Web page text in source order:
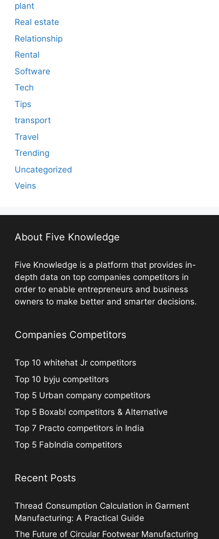
plant
Real estate
Relationship
Rental
Software
Tech
Tips
transport
Travel
Trending
Uncategorized
Veins
About Five Knowledge
Five Knowledge is a platform that provides in-
depth data on top companies competitors in
order to enable entrepreneurs and business
owners to make better and smarter decisions.
Companies Competitors
Top 10 whitehat Jr competitors
Top 10 byju competitors
Top 5 Urban company competitors
Top 5 Boxabl competitors & Alternative
Top 7 Practo competitors in India
Top 5 FabIndia competitors
Recent Posts
Thread Consumption Calculation in Garment
Manufacturing: A Practical Guide
The Future of Circular Footwear Manufacturing